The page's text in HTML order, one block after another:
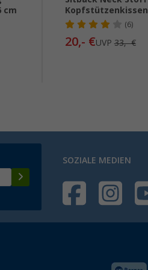
cm
Kopfstützenkissen
(6)
20,- €UVP 33,- €
SOZIALE MEDIEN